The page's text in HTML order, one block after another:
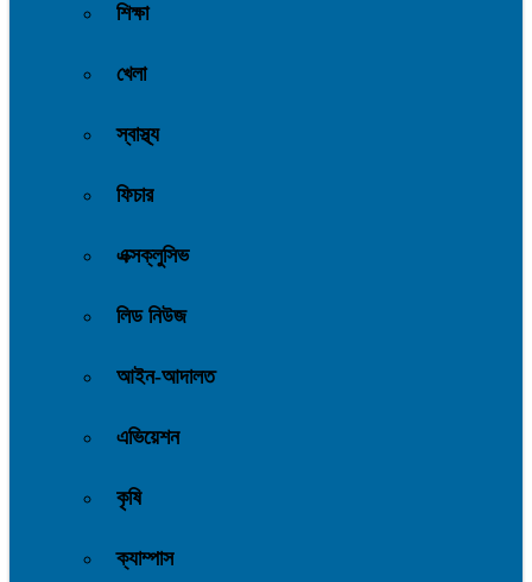
শিক্ষা
খেলা
স্বাস্থ্য
ফিচার
এক্সক্লুসিভ
লিড নিউজ
আইন-আদালত
এভিয়েশন
কৃষি
ক্যাম্পাস